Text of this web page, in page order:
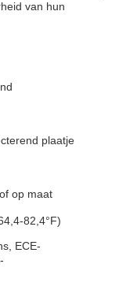
van hun
plaatje
op maat
82,4°F)
ECE-